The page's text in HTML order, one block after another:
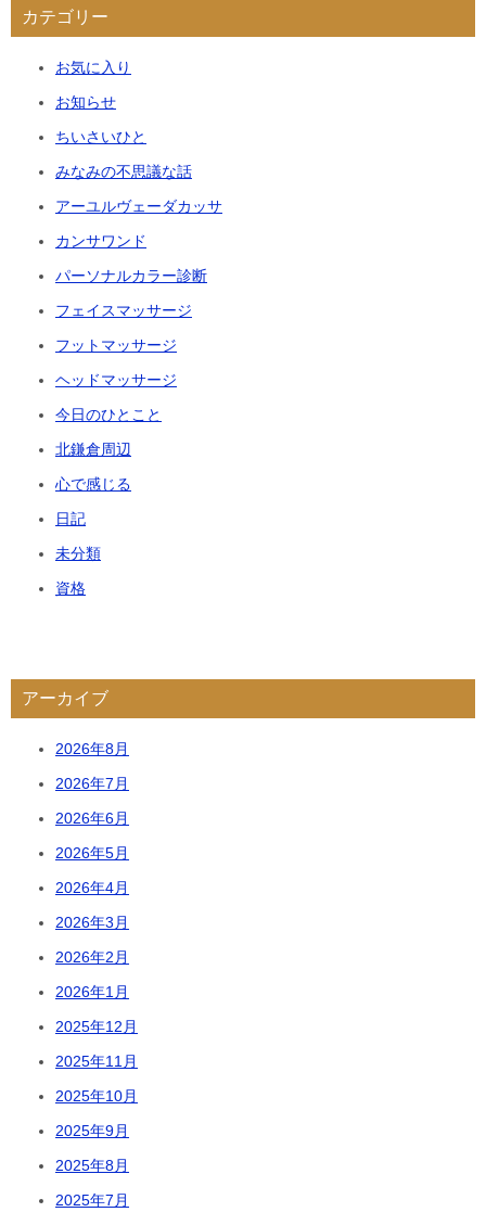
カテゴリー
お気に入り
お知らせ
ちいさいひと
みなみの不思議な話
アーユルヴェーダカッサ
カンサワンド
パーソナルカラー診断
フェイスマッサージ
フットマッサージ
ヘッドマッサージ
今日のひとこと
北鎌倉周辺
心で感じる
日記
未分類
資格
アーカイブ
2026年8月
2026年7月
2026年6月
2026年5月
2026年4月
2026年3月
2026年2月
2026年1月
2025年12月
2025年11月
2025年10月
2025年9月
2025年8月
2025年7月